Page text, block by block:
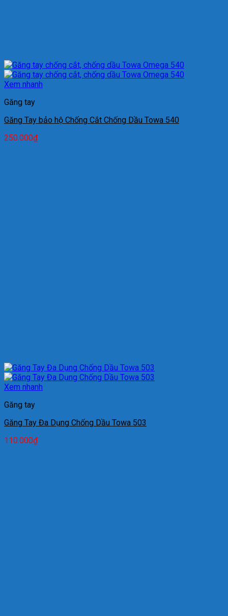
Xem nhanh
Găng tay
Găng Tay bảo hộ Chống Cắt Chống Dầu Towa 540
250.000₫
Xem nhanh
Găng tay
Găng Tay Đa Dụng Chống Dầu Towa 503
110.000₫